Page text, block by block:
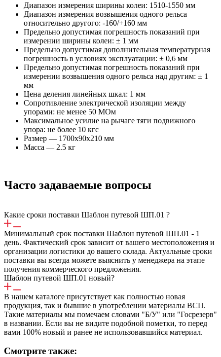
Диапазон измерения ширины колеи: 1510-1550 мм
Диапазон измерения возвышения одного рельса
относительно другого: -160/+160 мм
Предельно допустимая погрешность показаний при
измерении ширины колеи: ± 1 мм
Предельно допустимая дополнительная температурная
погрешность в условиях эксплуатации: ± 0,6 мм
Предельно допустимая погрешность показаний при
измерении возвышения одного рельса над другим: ± 1
мм
Цена деления линейных шкал: 1 мм
Сопротивление электрической изоляции между
упорами: не менее 50 МОм
Максимальное усилие на рычаге тяги подвижного
упора: не более 10 кгс
Размер — 1700x90x210 мм
Масса — 2.5 кг
Часто задаваемые вопросы
Какие сроки поставки Шаблон путевой ШП.01 ?
Минимальный срок поставки Шаблон путевой ШП.01 - 1
день. Фактический срок зависит от вашего местоположения и
организации логистики до вашего склада. Актуальные сроки
поставки вы всегда можете выяснить у менеджера на этапе
получения коммерческого предложения.
Шаблон путевой ШП.01 новый?
В нашем каталоге присутствует как полностью новая
продукция, так и бывшие в употреблении материалы ВСП.
Такие материалы мы помечаем словами "Б/У" или "Госрезерв"
в названии. Если вы не видите подобной пометки, то перед
вами 100% новый и ранее не использовавшийся материал.
Смотрите также: